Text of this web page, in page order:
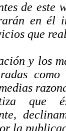
de este
en él
que
y los
que
la